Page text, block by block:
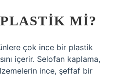
MI?
çok ince bir plastik
içerir. Selofan kaplama,
ince, şeffaf bir